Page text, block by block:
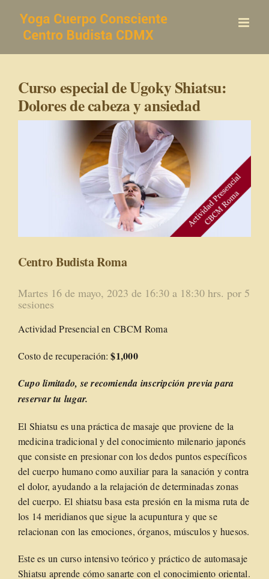
contenido
Curso especial de Ugoky Shiatsu:
Dolores de cabeza y ansiedad
Centro Budista Roma
Martes 16 de mayo, 2023 de 16:30 a 18:30 hrs. por 5
sesiones
Actividad Presencial en CBCM Roma
Costo de recuperación: $1,000
Cupo limitado, se recomienda inscripción previa para
reservar tu lugar.
El Shiatsu es una práctica de masaje que proviene de la
medicina tradicional y del conocimiento milenario japonés
que consiste en presionar con los dedos puntos específicos
del cuerpo humano como auxiliar para la sanación y contra
el dolor, ayudando a la relajación de determinadas zonas
del cuerpo. El shiatsu basa esta presión en la misma ruta de
los 14 meridianos que sigue la acupuntura y que se
relacionan con las emociones, órganos, músculos y huesos.
Este es un curso intensivo teórico y práctico de automasaje
Shiatsu aprende cómo sanarte con el conocimiento oriental.